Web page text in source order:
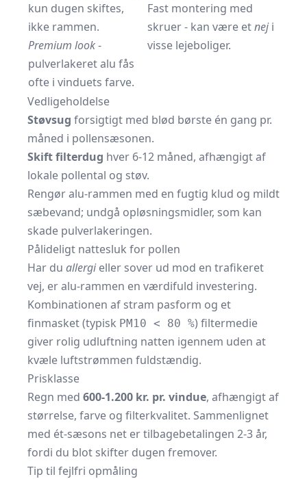
kun dugen skiftes,
ikke rammen.
Premium look-
pulverlakeret alu fås
ofte i vinduets farve.
Fast montering med
skruer - kan være etneji
visse lejeboliger.
Vedligeholdelse
Støvsug forsigtigt med blød børste én gang pr.
måned i pollensæsonen.
Skift filterdug hver 6-12 måned, afhængigt af
lokale pollental og støv.
Rengør alu-rammen med en fugtig klud og mildt
sæbevand; undgå opløsningsmidler, som kan
skade pulverlakeringen.
Pålideligt nattesluk for pollen
Har du allergieller sover ud mod en trafikeret
vej, er alu-rammen en værdifuld investering.
Kombinationen af stram pasform og et
finmasket (typisk PM10 < 80 %) filtermedie
giver rolig udluftning natten igennem uden at
kvæle luftstrømmen fuldstændig.
Prisklasse
Regn med 600-1.200 kr. pr. vindue, afhængigt af
størrelse, farve og filterkvalitet. Sammenlignet
med ét-sæsons net er tilbagebetalingen 2-3 år,
fordi du blot skifter dugen fremover.
Tip til fejlfri opmåling